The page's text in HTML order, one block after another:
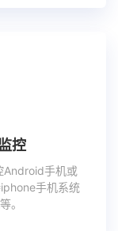
控
Android手机或
手机系统
。